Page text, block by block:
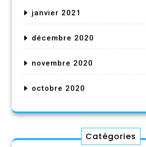
janvier 2021
décembre 2020
novembre 2020
octobre 2020
Catégories